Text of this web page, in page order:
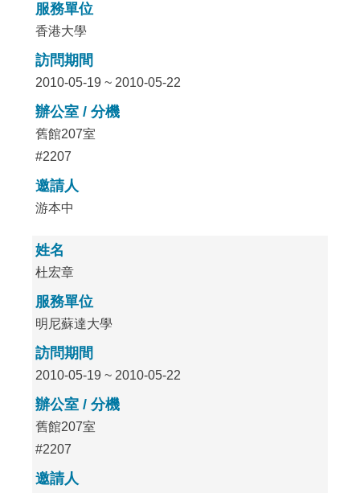
服務單位
香港大學
訪問期間
2010-05-19 ~ 2010-05-22
辦公室 / 分機
舊館207室
#2207
邀請人
游本中
姓名
杜宏章
服務單位
明尼蘇達大學
訪問期間
2010-05-19 ~ 2010-05-22
辦公室 / 分機
舊館207室
#2207
邀請人